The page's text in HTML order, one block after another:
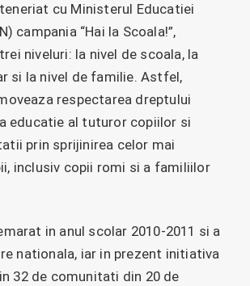
cu Ministerul Educatiei
campania “Hai la Scoala!”,
niveluri: la nivel de scoala, la
si la nivel de familie. Astfel,
respectarea dreptului
educatie al tuturor copiilor si
prin sprijinirea celor mai
inclusiv copii romi si a familiilor
in anul scolar 2010-2011 si a
nationala, iar in prezent initiativa
32 de comunitati din 20 de